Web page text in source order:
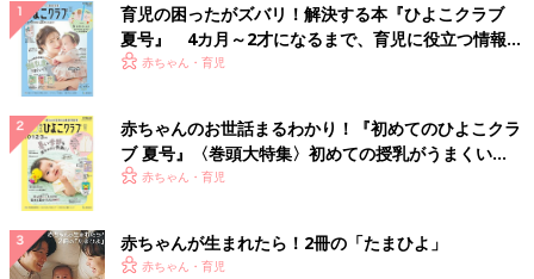
育児の困ったがズバリ！解決する本『ひよこクラブ
夏号』 4カ月～2才になるまで、育児に役立つ情報が
いっぱい！
赤ちゃん・育児
赤ちゃんのお世話まるわかり！『初めてのひよこクラ
ブ 夏号』〈巻頭大特集〉初めての授乳がうまくい
く！ おっぱい・ミルクの基本と夏のトラブル 解決テ
赤ちゃん・育児
赤ちゃんが生まれたら！2冊の「たまひよ」
赤ちゃん・育児